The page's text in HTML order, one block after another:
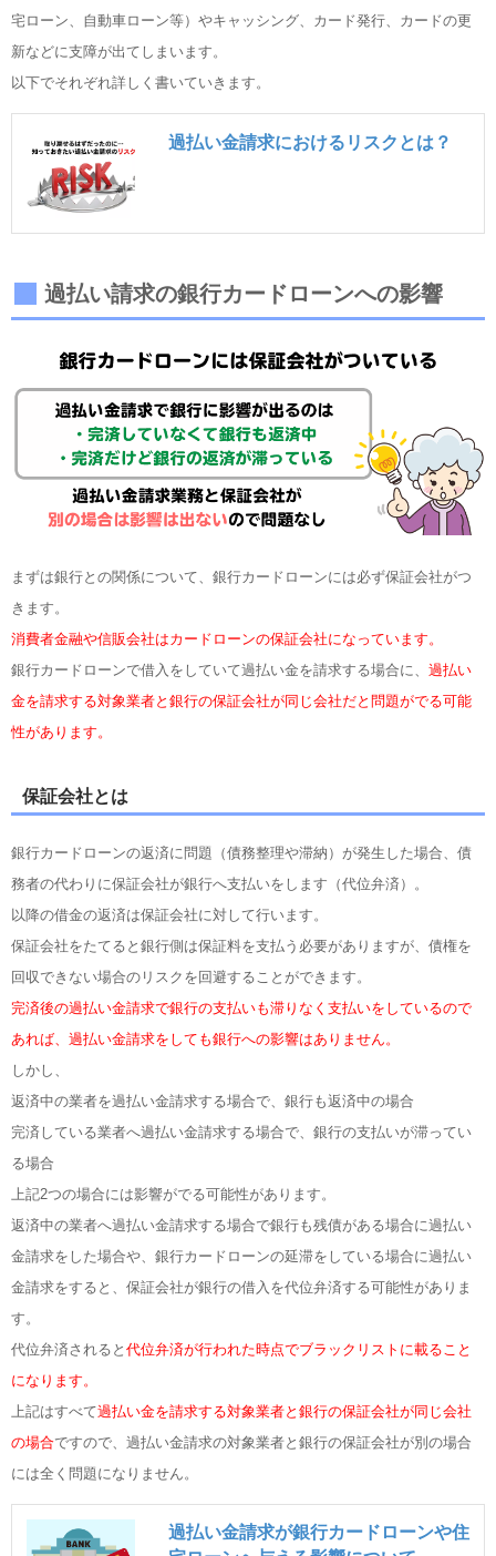
宅ローン、自動車ローン等）やキャッシング、カード発行、カードの更
新などに支障が出てしまいます。
以下でそれぞれ詳しく書いていきます。
過払い金請求におけるリスクとは？
過払い請求の銀行カードローンへの影響
まずは銀行との関係について、銀行カードローンには必ず保証会社がつ
きます。
消費者金融や信販会社はカードローンの保証会社になっています。
銀行カードローンで借入をしていて過払い金を請求する場合に、 過払い
金を請求する対象業者と銀行の保証会社が同じ会社だと問題がでる可能
性があります。
保証会社とは
銀行カードローンの返済に問題（債務整理や滞納）が発生した場合、債
務者の代わりに保証会社が銀行へ支払いをします（代位弁済）。
以降の借金の返済は保証会社に対して行います。
保証会社をたてると銀行側は保証料を支払う必要がありますが、債権を
回収できない場合のリスクを回避することができます。
完済後の過払い金請求で銀行の支払いも滞りなく支払いをしているので
あれば、過払い金請求をしても銀行への影響はありません。
しかし、
返済中の業者を過払い金請求する場合で、銀行も返済中の場合
完済している業者へ過払い金請求する場合で、銀行の支払いが滞ってい
る場合
上記2つの場合には影響がでる可能性があります。
返済中の業者へ過払い金請求する場合で銀行も残債がある場合に過払い
金請求をした場合や、銀行カードローンの延滞をしている場合に過払い
金請求をすると、保証会社が銀行の借入を代位弁済する可能性がありま
す。
代位弁済されると 代位弁済が行われた時点でブラックリストに載ること
になります。
上記はすべて過払い金を請求する対象業者と銀行の保証会社が同じ会社
の場合ですので、過払い金請求の対象業者と銀行の保証会社が別の場合
には全く問題になりません。
過払い金請求が銀行カードローンや住